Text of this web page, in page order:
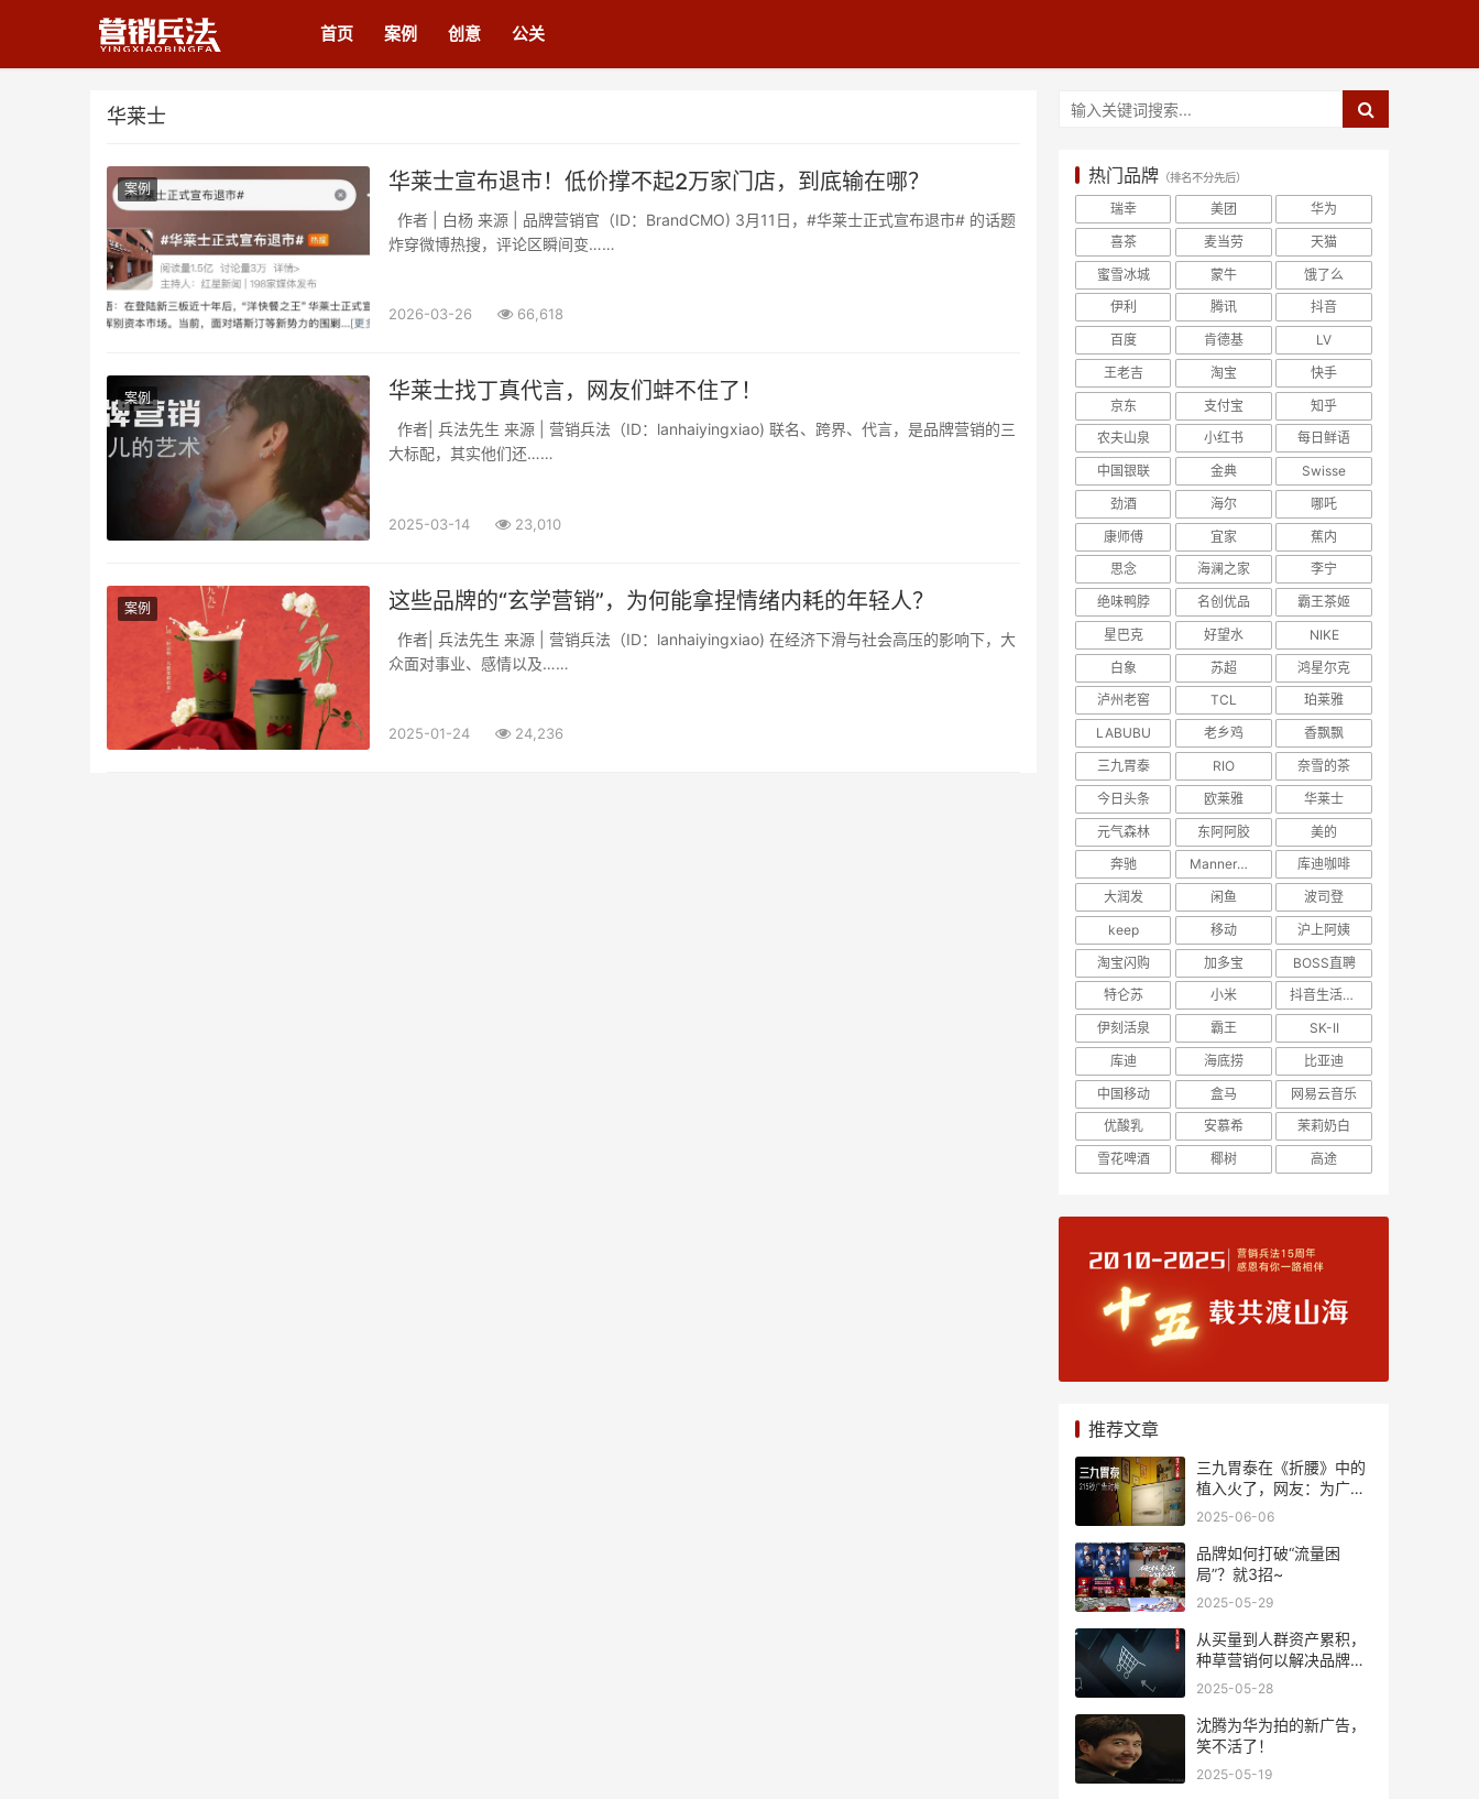
首页 案例 创意 公关
华莱士
案例 华莱士宣布退市！低价撑不起2万家门店，到底输在哪？
炸穿微博热搜，评论区瞬间变……
2026-03-26 66,618
案例 华莱士找丁真代言，网友们蚌不住了！
大标配，其实他们还……
2025-03-14 23,010
案例 这些品牌的“玄学营销”，为何能拿捏情绪内耗的年轻人？
众面对事业、感情以及……
2025-01-24 24,236
热门品牌 （排名不分先后）
瑞幸 美团
华为
喜茶
麦当劳
天猫
蜜雪冰城
蒙牛
饿了么
伊利
腾讯
抖音
百度
肯德基
LV
王老吉
淘宝
快手
京东
支付宝
知乎
农夫山泉
小红书
每日鲜语
中国银联
金典
Swisse
劲酒
海尔
哪吒
康师傅
宜家
蕉内
思念
海澜之家
李宁
绝味鸭脖
名创优品
霸王茶姬
星巴克
好望水
NIKE
白象
苏超
鸿星尔克
泸州老窖
TCL
珀莱雅
LABUBU
老乡鸡
香飘飘
三九胃泰
RIO
奈雪的茶
今日头条
欧莱雅
华莱士
元气森林
东阿阿胶
美的
奔驰
Manner咖啡
库迪咖啡
大润发
闲鱼
波司登
keep
移动
沪上阿姨
淘宝闪购
加多宝
BOSS直聘
特仑苏
小米
抖音生活服务
伊刻活泉
霸王
SK-II
库迪
海底捞
比亚迪
中国移动
盒马
网易云音乐
优酸乳
安慕希
茉莉奶白
雪花啤酒
椰树 高途
推荐文章
三九胃泰在《折腰》中的
植入火了，网友：为广告
量身写的小说！
2025-06-06
品牌如何打破“流量困
局”？就3招~
2025-05-29
从买量到人群资产累积，
种草营销何以解决品牌出
海新痛点？
2025-05-28
沈腾为华为拍的新广告，
笑不活了！
2025-05-19